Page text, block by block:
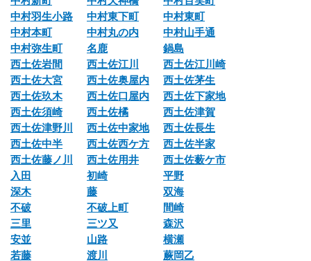
中村羽生小路
中村東下町
中村東町
中村本町
中村丸の内
中村山手通
中村弥生町
名鹿
鍋島
西土佐岩間
西土佐江川
西土佐江川崎
西土佐大宮
西土佐奥屋内
西土佐茅生
西土佐玖木
西土佐口屋内
西土佐下家地
西土佐須崎
西土佐橘
西土佐津賀
西土佐津野川
西土佐中家地
西土佐長生
西土佐中半
西土佐西ケ方
西土佐半家
西土佐藤ノ川
西土佐用井
西土佐薮ケ市
入田
初崎
平野
深木
藤
双海
不破
不破上町
間崎
三里
三ツ又
森沢
安並
山路
横瀬
若藤
渡川 蕨岡乙